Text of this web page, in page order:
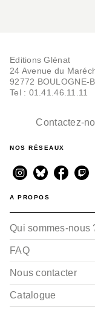
Editions Glénat
24 Avenue du
92772 BOULOGNE-
Tel : 01.41.46.11.11
Contactez-
NOS RÉSEAUX
A PROPOS
Qui sommes-nous
FAQ
Nous contacter
Catalogue